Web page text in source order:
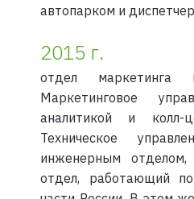
автопарком и
2015 г.
отдел маркетинга
Маркетинговое
аналитикой и колл-
Техническое
инженерным
отдел, работающий